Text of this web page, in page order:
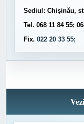
Sediul: Chișinău,
Tel. 068 11 84 55;
Fix. 022 20 33 55;